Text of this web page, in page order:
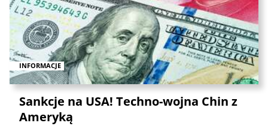
INFORMACJE
Sankcje na USA! Techno-wojna Chin z
Ameryką